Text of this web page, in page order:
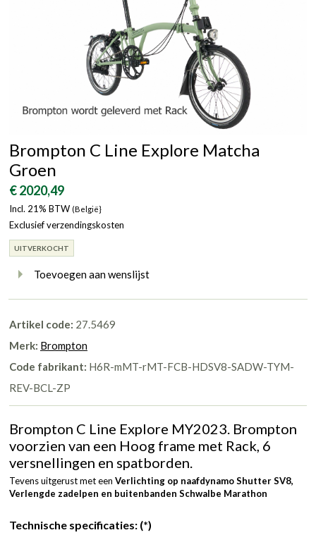
Brompton C Line Explore Matcha
Groen
€ 2020,49
Incl. 21% BTW (België}
Exclusief verzendingskosten
UITVERKOCHT
Toevoegen aan wenslijst
Artikel code: 27.5469
Merk: Brompton
Code fabrikant: H6R-mMT-rMT-FCB-HDSV8-SADW-TYM-
REV-BCL-ZP
Brompton C Line Explore MY2023. Brompton
voorzien van een Hoog frame met Rack, 6
versnellingen en spatborden.
Tevens uitgerust met een Verlichting op naafdynamo Shutter SV8,
Verlengde zadelpen en buitenbanden Schwalbe Marathon
Technische specificaties: (*)